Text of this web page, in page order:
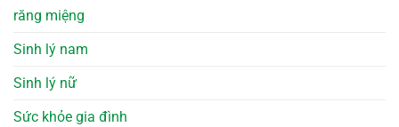
răng miệng
Sinh lý nam
Sinh lý nữ
Sức khỏe gia đình